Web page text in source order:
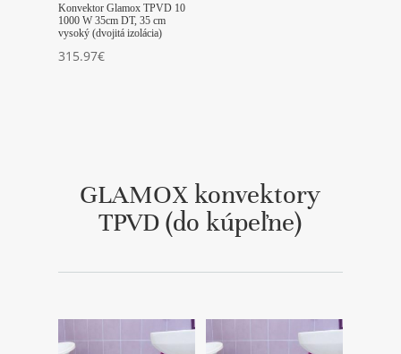
Konvektor Glamox TPVD 10
1000 W 35cm DT, 35 cm
vysoký (dvojitá izolácia)
315.97€
GLAMOX konvektory
TPVD (do kúpeľne)